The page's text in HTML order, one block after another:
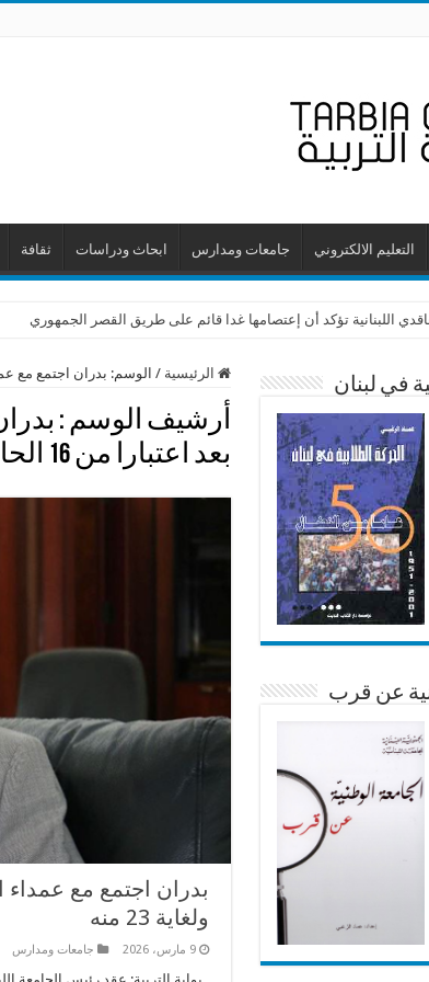
التعليم الالكتروني جامعات ومدارس ابحاث ودراسات ثقافة
اللبنانية تؤكد أن إعتصامها غدا قائم على طريق القصر الجمهوري
الرئيسية / الوسم: بدران اجتمع مع عمداء
أرشيف الوسم :
بعد اعتبارا من 16 الحالي ولغاية 23 منه
ولغاية 23 منه
9 مارس، 2026 جامعات ومدارس
في لبنان
عن قرب